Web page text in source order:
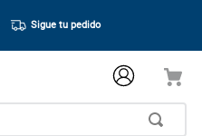
Sigue tu pedido